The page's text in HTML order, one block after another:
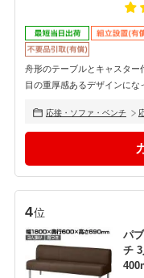
舟形のテーブルとキャスター
目の重厚感あるデザインにな
応接・ソファ・ベンチ
4位
パ
チ